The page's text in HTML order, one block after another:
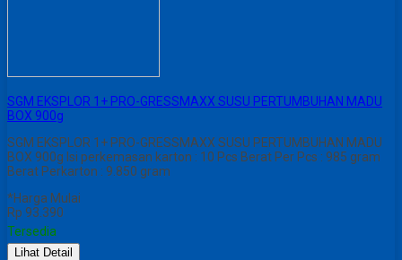
SGM EKSPLOR 1+ PRO-GRESSMAXX SUSU PERTUMBUHAN MADU
BOX 900g
SGM EKSPLOR 1+ PRO-GRESSMAXX SUSU PERTUMBUHAN MADU
BOX 900g Isi perkemasan karton : 10 Pcs Berat Per Pcs : 985 gram
Berat Perkarton : 9.850 gram
*Harga Mulai
Rp 93.390
Tersedia
Lihat Detail